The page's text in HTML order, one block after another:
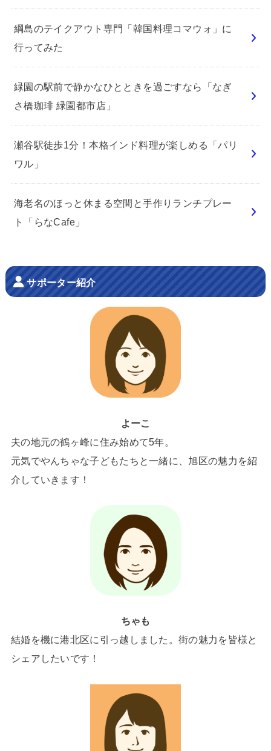
綱島のテイクアウト専門「韓国料理コマウォ」に
行ってみた
緑園の駅前で静かなひとときを過ごすなら「なぎ
さ橋珈琲 緑園都市店」
瀬谷駅徒歩1分！本格インド料理が楽しめる「パリ
ワル」
海老名のほっと休まる空間と手作りランチプレー
ト「らなCafe」
サポーター紹介
よーこ
夫の地元の鶴ヶ峰に住み始めて5年。
元気でやんちゃな子どもたちと一緒に、旭区の魅力を紹
介していきます！
ちゃも
結婚を機に港北区に引っ越しました。街の魅力を皆様と
シェアしたいです！